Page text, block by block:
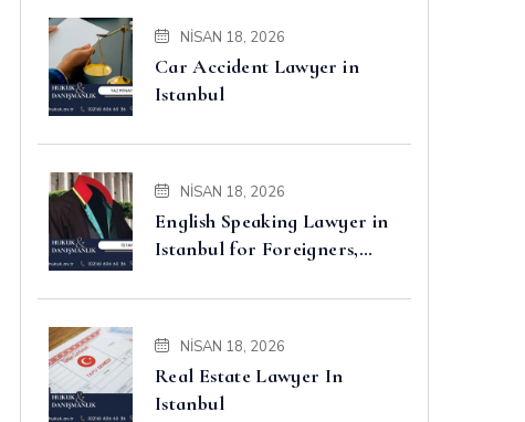
NISAN 18, 2026
Car Accident Lawyer in
Istanbul
NISAN 18, 2026
English Speaking Lawyer in
Istanbul for Foreigners,
Disputes
NISAN 18, 2026
Real Estate Lawyer In
Istanbul